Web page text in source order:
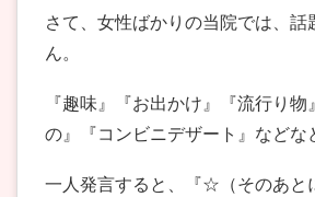
さて、女性ばかりの当院では、話
ん。
『趣味』『お出かけ』『流行り物
の』『コンビニデザート』など
一人発言すると、『☆（そのあと